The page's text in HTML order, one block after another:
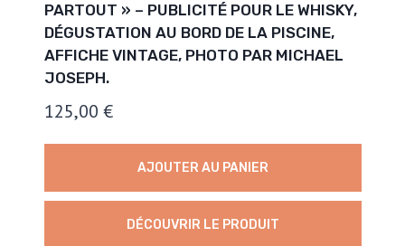
PARTOUT » – PUBLICITÉ POUR LE WHISKY,
DÉGUSTATION AU BORD DE LA PISCINE,
AFFICHE VINTAGE, PHOTO PAR MICHAEL
JOSEPH.
125,00 €
AJOUTER AU PANIER
DÉCOUVRIR LE PRODUIT